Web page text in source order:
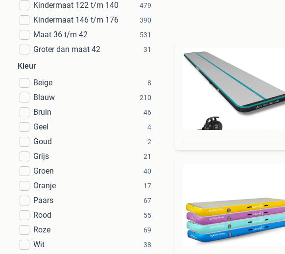
Kindermaat 122 t/m 140 479
Kindermaat 146 t/m 176 390
Maat 36 t/m 42 531
Groter dan maat 42 31
Kleur
Beige
8
Blauw 210
Bruin 46
Geel 4
Goud 2
Grijs 21
Groen 40
Oranje 17
Paars 67
Rood 55
Roze 69
Wit 38